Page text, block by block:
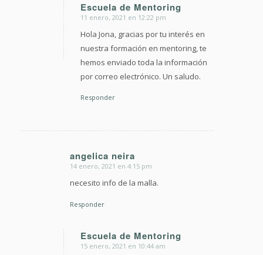
Escuela de Mentoring
Dice:
11 enero, 2021 en 12:22 pm
Hola Jona, gracias por tu interés en
nuestra formación en mentoring, te
hemos enviado toda la información
por correo electrónico. Un saludo.
Responder
angelica neira
Dice:
14 enero, 2021 en 4:15 pm
necesito info de la malla.
Responder
Escuela de Mentoring
Dice:
15 enero, 2021 en 10:44 am